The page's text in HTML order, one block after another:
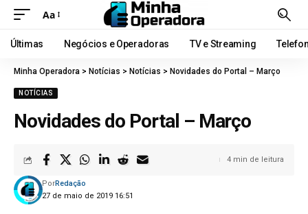
Aa
Últimas Negócios e Operadoras TV e Streaming
Minha Operadora > Notícias > Notícias > Novidades do Portal – Março
NOTÍCIAS
Novidades do Portal – Março
27 de maio de 2019 16:51
PorRedação
4 min de leitura